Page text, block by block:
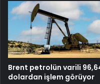
Brent petrolün varili
dolardan işlem görüyor